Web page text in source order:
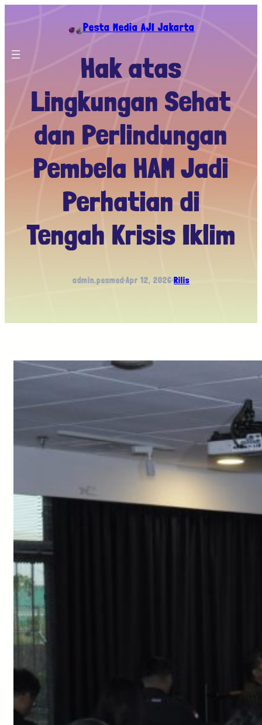
Pesta Media AJI Jakarta
Hak atas
Lingkungan Sehat
dan Perlindungan
Pembela HAM Jadi
Perhatian di
Tengah Krisis Iklim
admin.pesmed·Apr 12, 2026·Rilis